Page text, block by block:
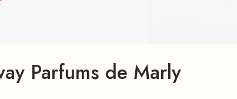
Parfums de Marly